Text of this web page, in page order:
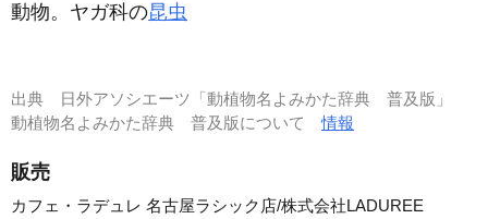
動物。ヤガ科の昆虫
出典
日外アソシエーツ「動植物名よみかた辞典 普及版」
動植物名よみかた辞典 普及版について情報
販売
カフェ・ラデュレ 名古屋ラシック店/株式会社LADUREE